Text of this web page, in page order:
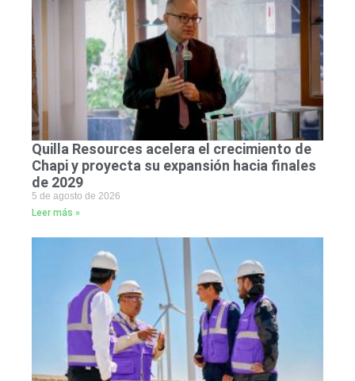
Quilla Resources acelera el crecimiento de
Chapi y proyecta su expansión hacia finales
de 2029
5 de agosto de 2026
Leer más »